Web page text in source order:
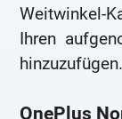
Weitwinkel-
Ihren
hinzuzufügen.
OnePlus